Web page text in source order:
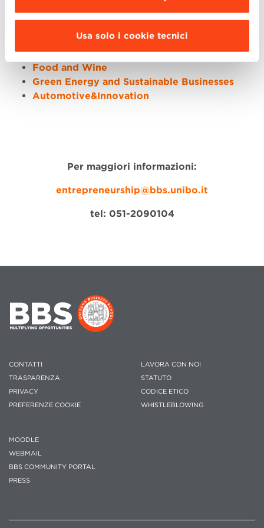
Usa solo i cookie tecnici
coinvolgerà4 macro-areecorrispondenti ai track del
di BBS:
Design, Fashion and Luxury Goods
Food and Wine
Green Energy and Sustainable Businesses
Automotive&Innovation
Per maggiori informazioni:
entrepreneurship@bbs.unibo.it
tel: 051-2090104
CONTATTI
TRASPARENZA
PRIVACY
PREFERENZE COOKIE
LAVORA CON NOI
STATUTO
CODICE ETICO
WHISTLEBLOWING
MOODLE
WEBMAIL
BBS COMMUNITY PORTAL
PRESS